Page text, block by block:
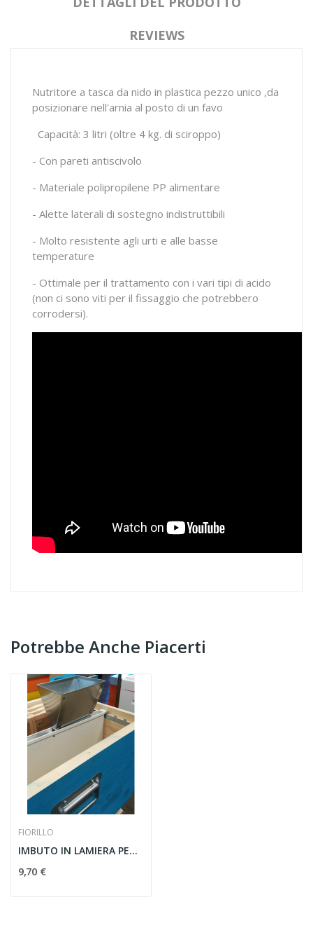
REVIEWS
Nutritore a tasca da nido in plastica pezzo unico ,da
posizionare nell'arnia al posto di un favo
Capacità: 3 litri (oltre 4 kg. di sciroppo)
- Con pareti antiscivolo
- Materiale polipropilene PP alimentare
- Alette laterali di sostegno indistruttibili
- Molto resistente agli urti e alle basse
temperature
- Ottimale per il trattamento con i vari tipi di acido
(non ci sono viti per il fissaggio che potrebbero
corrodersi).
Potrebbe Anche Piacerti
FIORILLO
IMBUTO IN LAMIERA PER NUTRITORE A TASCA
9,70 €